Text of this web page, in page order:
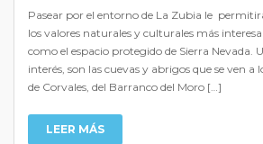
Pasear por el entorno de La Zubia le
los valores naturales y culturales más
como el espacio protegido de Sierra Nevada.
interés, son las cuevas y abrigos que se ven
de Corvales, del Barranco del Moro […]
LEER MÁS